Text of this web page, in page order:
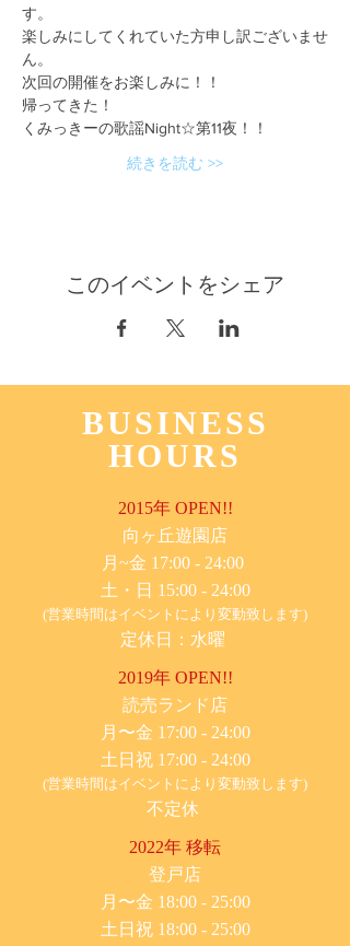
す。
楽しみにしてくれていた方申し訳ございませ
ん。
次回の開催をお楽しみに！！
帰ってきた！
くみっきーの歌謡Night☆第11夜！！
続きを読む >>
このイベントをシェア
BUSINESS
HOURS
2015年 OPEN!!
​向ヶ丘遊園店
月~金 17:00 - 24:00
土・日 15:00 - 24:00
(営業時間はイベントにより変動致します)
定休日：水曜
2019年 OPEN!!
​読売ランド店
月〜金 17:00 - 24:00
土日祝 17:00 - 24:00
(営業時間はイベントにより変動致します)
不定休
2022年 移転
​登戸店
月〜金 18:00 - 25:00
土日祝 18:00 - 25:00